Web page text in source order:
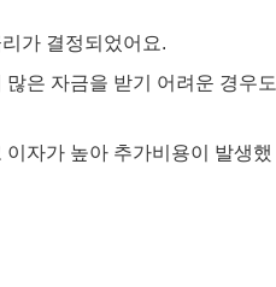
가 결정되었어요.
은 자금을 받기 어려운 경우도
자가 높아 추가비용이 발생했